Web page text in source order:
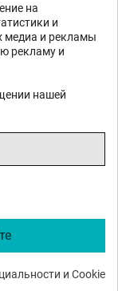
на
и
медиа и рекламы
рекламу и
нашей
и Cookie